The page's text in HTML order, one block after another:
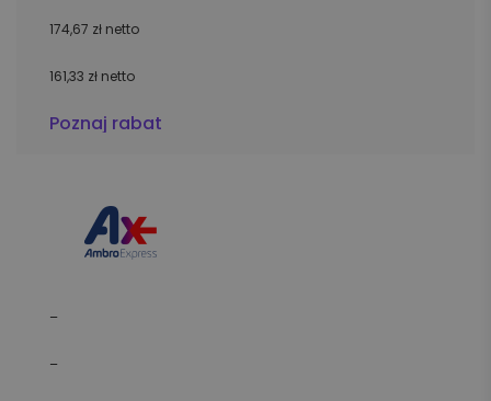
174,67 zł netto
161,33 zł netto
Poznaj rabat
–
–